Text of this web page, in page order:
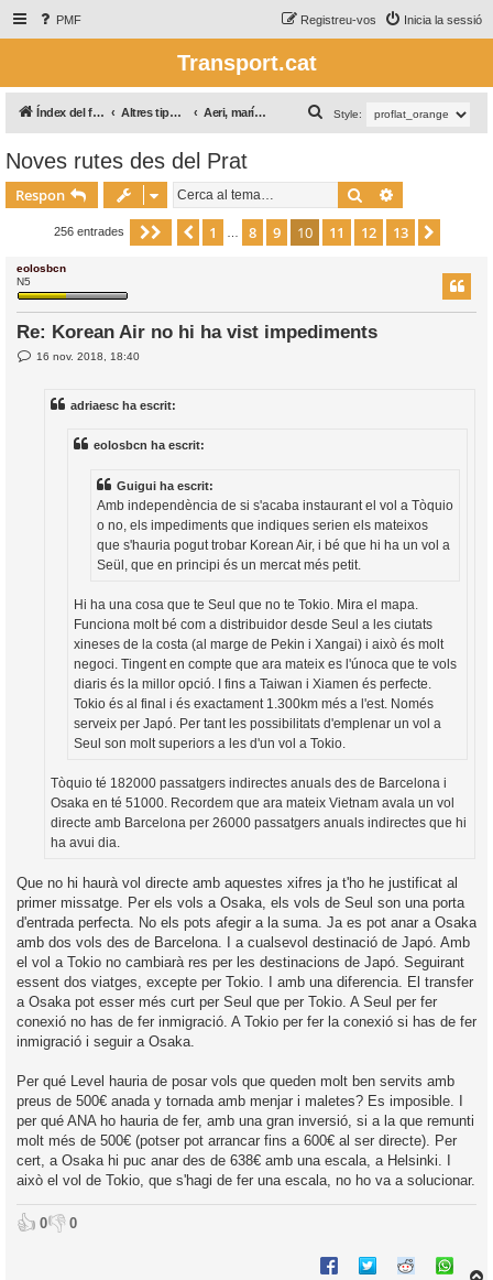
PMF Inicia la sessió
Registreu-vos
Transport.cat
Índex del fòrum Altres tipus de transport / Otros tipos de transporte Aeri, marítim i altres Style:
e
a
Noves rutes des del Prat
Respon Cerca
256 entrades Pàgina 10de13
Anterior
1 8 9 10 11 12 13
eolosbcn
N5
Re: Korean Air no hi ha vist impediments
E16 nov. 2018, 18:40
adriaesc ha escrit:
eolosbcn ha escrit:
Guigui ha escrit:
Amb independència de si s'acaba instaurant el vol a Tòquio
o no, els impediments que indiques serien els mateixos
que s'hauria pogut trobar Korean Air, i bé que hi ha un vol a
Seül, que en principi és un mercat més petit.
Hi ha una cosa que te Seul que no te Tokio. Mira el mapa.
Funciona molt bé com a distribuidor desde Seul a les ciutats
xineses de la costa (al marge de Pekin i Xangai) i això és molt
negoci. Tingent en compte que ara mateix es l'únoca que te vols
diaris és la millor opció. I fins a Taiwan i Xiamen és perfecte.
Tokio és al final i és exactament 1.300km més a l'est. Només
serveix per Japó. Per tant les possibilitats d'emplenar un vol a
Seul son molt superiors a les d'un vol a Tokio.
Tòquio té 182000 passatgers indirectes anuals des de Barcelona i
Osaka en té 51000. Recordem que ara mateix Vietnam avala un vol
directe amb Barcelona per 26000 passatgers anuals indirectes que hi
ha avui dia.
Que no hi haurà vol directe amb aquestes xifres ja t'ho he justificat al
primer missatge. Per els vols a Osaka, els vols de Seul son una porta
d'entrada perfecta. No els pots afegir a la suma. Ja es pot anar a Osaka
amb dos vols des de Barcelona. I a cualsevol destinació de Japó. Amb
el vol a Tokio no cambiarà res per les destinacions de Japó. Seguirant
essent dos viatges, excepte per Tokio. I amb una diferencia. El transfer
a Osaka pot esser més curt per Seul que per Tokio. A Seul per fer
conexió no has de fer inmigració. A Tokio per fer la conexió si has de fer
inmigració i seguir a Osaka.
Per qué Level hauria de posar vols que queden molt ben servits amb
preus de 500€ anada y tornada amb menjar i maletes? Es imposible. I
per qué ANA ho hauria de fer, amb una gran inversió, si a la que remunti
molt més de 500€ (potser pot arrancar fins a 600€ al ser directe). Per
cert, a Osaka hi puc anar des de 638€ amb una escala, a Helsinki. I
això el vol de Tokio, que s'hagi de fer una escala, no ho va a solucionar.
👍 0👎 0